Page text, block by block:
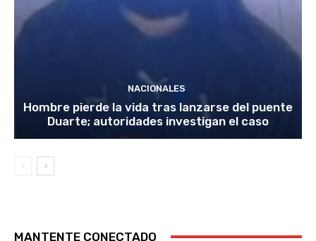
NACIONALES
Hombre pierde la vida tras lanzarse del puente
Duarte; autoridades investigan el caso
MANTENTE CONECTADO